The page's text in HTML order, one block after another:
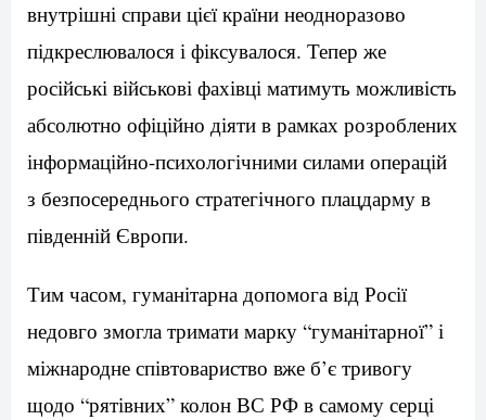
внутрішні справи цієї країни неодноразово
підкреслювалося і фіксувалося. Тепер же
російські військові фахівці матимуть можливість
абсолютно офіційно діяти в рамках розроблених
інформаційно-психологічними силами операцій
з безпосереднього стратегічного плацдарму в
південній Європи.
Тим часом, гуманітарна допомога від Росії
недовго змогла тримати марку “гуманітарної” і
міжнародне співтовариство вже б’є тривогу
щодо “рятівних” колон ВС РФ в самому серці